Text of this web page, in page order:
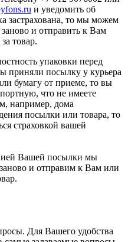
и уведомить об
застрахована, то мы можем
и отправить к Вам
товар.
упаковки перед
приняли посылку у курьера
бумагу от приеме, то вы
что не имеете
например, дома
посылки или товара, то
страховкой вашей
Вашей посылки мы
и отправим к Вам или
Для Вашего удобства